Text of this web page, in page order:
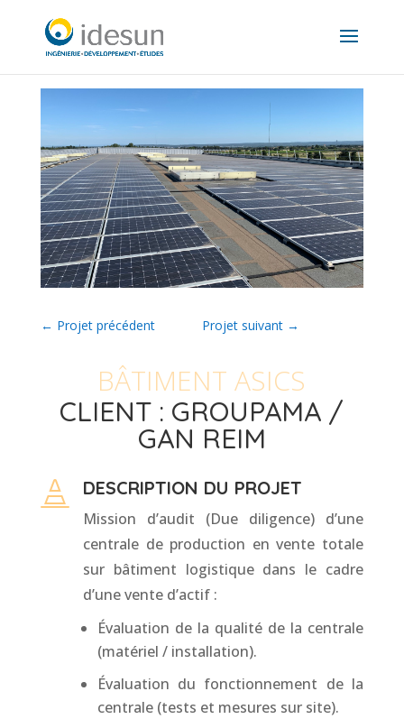
← Projet précédent Projet suivant→
BÂTIMENT ASICS
CLIENT : GROUPAMA /
GAN REIM
 DESCRIPTION DU PROJET
Mission d’audit (Due diligence) d’une
centrale de production en vente totale
sur bâtiment logistique dans le cadre
d’une vente d’actif :
Évaluation de la qualité de la centrale
(matériel / installation).
Évaluation du fonctionnement de la
centrale (tests et mesures sur site).